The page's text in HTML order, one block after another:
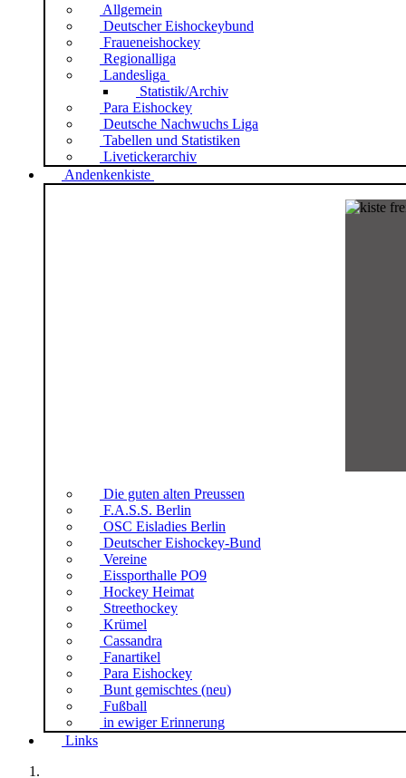
Allgemein
Deutscher Eishockeybund
Fraueneishockey
Regionalliga
Landesliga
Statistik/Archiv
Para Eishockey
Deutsche Nachwuchs Liga
Tabellen und Statistiken
Livetickerarchiv
Andenkenkiste
Die guten alten Preussen
F.A.S.S. Berlin
OSC Eisladies Berlin
Deutscher Eishockey-Bund
Vereine
Eissporthalle PO9
Hockey Heimat
Streethockey
Krümel
Cassandra
Fanartikel
Para Eishockey
Bunt gemischtes (neu)
Fußball
in ewiger Erinnerung
Links